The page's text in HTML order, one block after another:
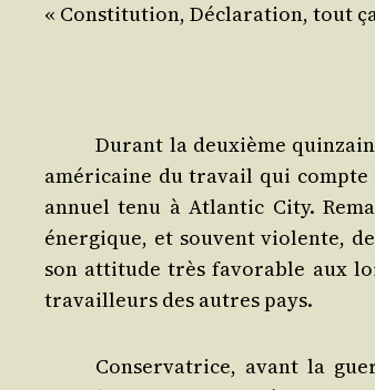
« Consti­tu­tion, Décla­ra­tion, tout
Durant la deuxième
amé­ri­caine du tra­vail qui
annuel tenu à Atlan­tic City.
éner­gique, et sou­vent vio­lente,
son atti­tude très favo­rable aux
tra­vailleurs des autres pays.
Conser­va­trice, avant la